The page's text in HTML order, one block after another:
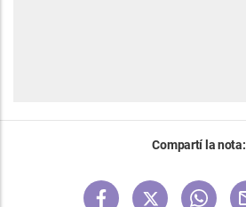
Compartí la nota: